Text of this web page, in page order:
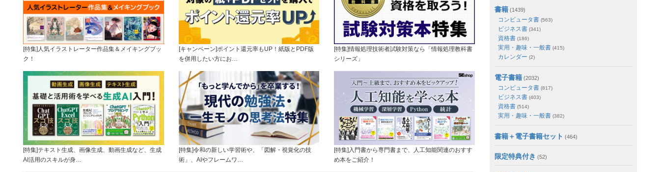
[特集]人気イラストレーター作品集＆メイキングブッ
ク！
[キャンペーン]ポイント還元率もUP！紙版とPDF版
を併用したい方にお…
[特集]情報処理技術者試験対策なら「情報処理教科書
シリーズ」
[特集]テキスト生成、画像生成、動画生成など、生成
AI活用のスキルが身…
[特集]令和の新しい学習術や、「図解・視覚化の技
術」、AIやフレームワ…
[特集]入門書から専門書まで、人工知能関連のおすす
め本をご紹介！
書籍 (1439)
コンピュータ書 (563)
ビジネス書 (341)
資格書 (186)
実用・趣味・一般書 (415)
カレンダー (2)
電子書籍 (2032)
コンピュータ書 (817)
ビジネス書 (403)
資格書 (514)
実用・趣味・一般書 (382)
書籍＋電子書籍セット (464)
限定特典付き (52)